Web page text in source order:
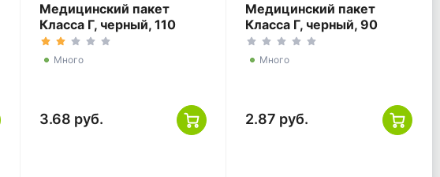
Медицинский пакет
Класса Г, черный, 110
литров, 700*1100
Много
3.68 руб.
Медицинский пакет
Класса Г, черный, 90
литров, 600*1000
Много
2.87 руб.